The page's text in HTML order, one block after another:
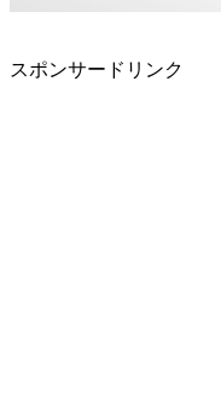
スポンサードリンク